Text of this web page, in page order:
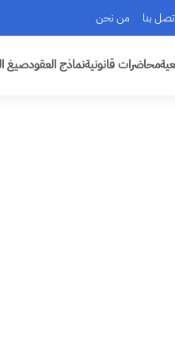
بنا من نحن
محاضرات قانونيةنماذج العقودصيغ